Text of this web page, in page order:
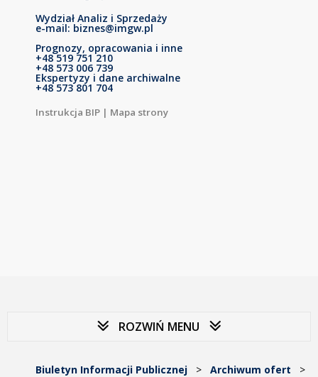
Wydział Analiz i Sprzedaży
e-mail: biznes@imgw.pl
Prognozy, opracowania i inne
+48 519 751 210
+48 573 006 739
Ekspertyzy i dane archiwalne
+48 573 801 704
Instrukcja BIP | Mapa strony
ROZWIŃ MENU
Biuletyn Informacji Publicznej > Archiwum ofert >